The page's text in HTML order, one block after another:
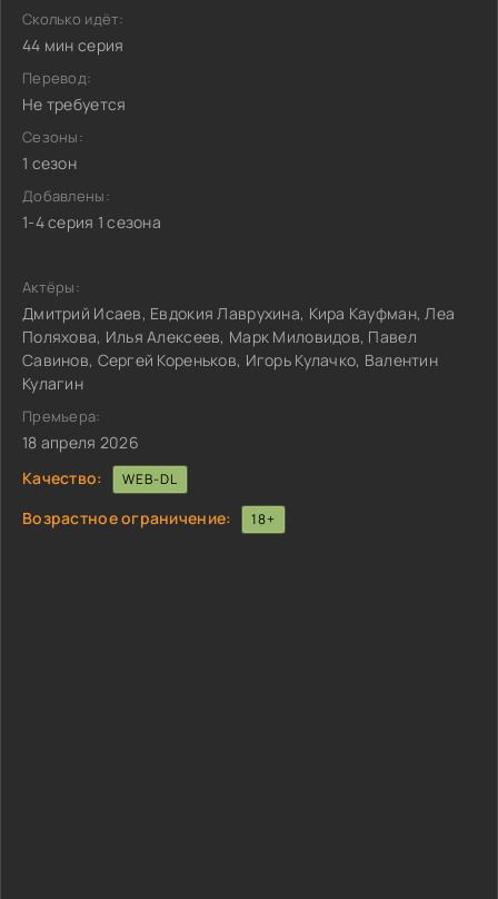
Сколько идёт:
44 мин серия
Перевод:
Не требуется
Сезоны:
1 сезон
Добавлены:
1-4 серия 1 сезона
Актёры:
Дмитрий Исаев, Евдокия Лаврухина, Кира Кауфман, Леа
Поляхова, Илья Алексеев, Марк Миловидов, Павел
Савинов, Сергей Кореньков, Игорь Кулачко, Валентин
Кулагин
Премьера:
18 апреля 2026
Качество:
WEB-DL
Возрастное ограничение: 18+